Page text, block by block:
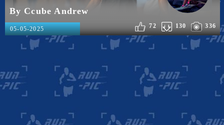
By Ccube Andrew
336
130
72
05-05-2025